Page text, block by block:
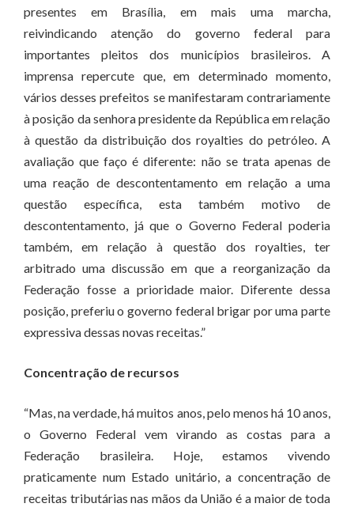
presentes em Brasília, em mais uma marcha,
reivindicando atenção do governo federal para
importantes pleitos dos municípios brasileiros. A
imprensa repercute que, em determinado momento,
vários desses prefeitos se manifestaram contrariamente
à posição da senhora presidente da República em relação
à questão da distribuição dos royalties do petróleo. A
avaliação que faço é diferente: não se trata apenas de
uma reação de descontentamento em relação a uma
questão específica, esta também motivo de
descontentamento, já que o Governo Federal poderia
também, em relação à questão dos royalties, ter
arbitrado uma discussão em que a reorganização da
Federação fosse a prioridade maior. Diferente dessa
posição, preferiu o governo federal brigar por uma parte
expressiva dessas novas receitas.”
Concentração de recursos
“Mas, na verdade, há muitos anos, pelo menos há 10 anos,
o Governo Federal vem virando as costas para a
Federação brasileira. Hoje, estamos vivendo
praticamente num Estado unitário, a concentração de
receitas tributárias nas mãos da União é a maior de toda